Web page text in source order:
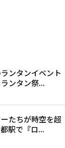
ンタンイベント
ランタン祭...
たちが時空を超
駅で『ロ...